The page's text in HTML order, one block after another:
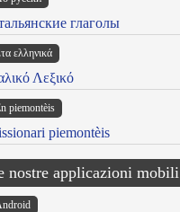
глаголы
ελληνικά
Λεξικό
piemontèis
piemontèis
nostre applicazioni mobili